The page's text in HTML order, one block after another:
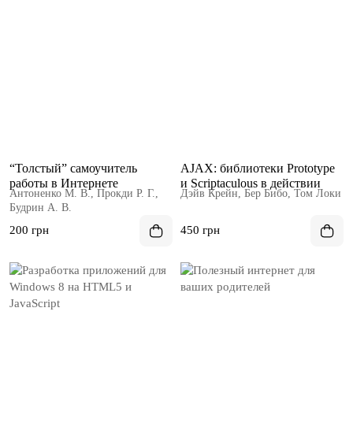
“Толстый” самоучитель
работы в Интернете
Антоненко М. В., Прокди Р. Г.,
Будрин А. В.
200 грн
AJAX: библиотеки Prototype
и Scriptaculous в действии
Дэйв Крейн, Бер Бибо, Том Локи
450 грн